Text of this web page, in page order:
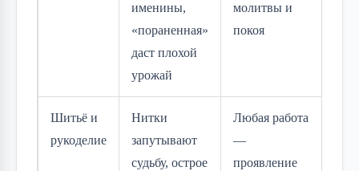
именины,
«пораненная»
даст плохой
урожай
молитвы и
покоя
Шитьё и
рукоделие
Нитки
запутывают
судьбу, острое
Любая работа
—
проявление